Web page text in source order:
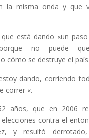
la misma onda y que
que está dando «un
no puede
cómo se destruye el
dando, corriendo
correr «.
años, que en 2006
contra el
y resultó